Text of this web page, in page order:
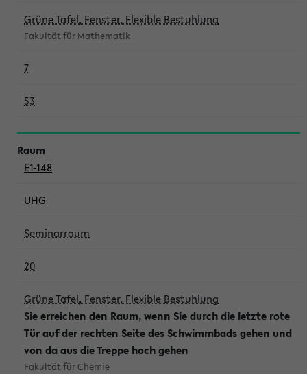
Grüne Tafel, Fenster, Flexible Bestuhlung
Fakultät für Mathematik
7
53
E1-148
UHG
Seminarraum
20
Grüne Tafel, Fenster, Flexible Bestuhlung
Sie erreichen den Raum, wenn Sie durch die letzte rote
Tür auf der rechten Seite des Schwimmbads gehen und
von da aus die Treppe hoch gehen
Fakultät für Chemie